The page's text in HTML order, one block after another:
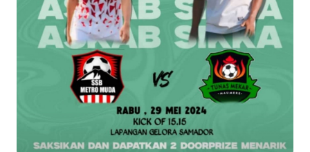
KAMI
INFO
PEDOMAN